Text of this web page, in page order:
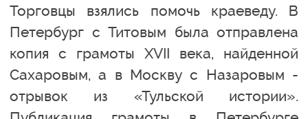
Торговцы взялись помочь краеведу. В
Петербург с Титовым была отправлена
копия с грамоты XVII века, найденной
Сахаровым, а в Москву с Назаровым -
отрывок из «Тульской истории».